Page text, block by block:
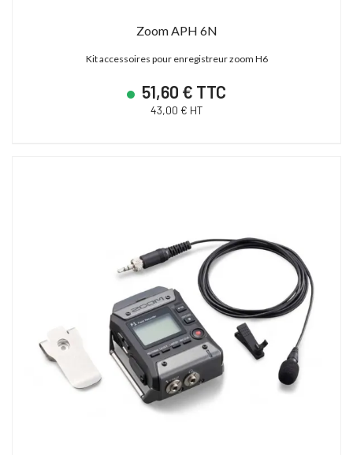
Zoom APH 6N
Kit accessoires pour enregistreur zoom H6
51,60 € TTC
43,00 € HT